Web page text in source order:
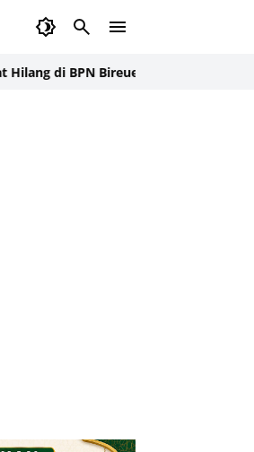
di BPN Bireuen, SAPA Dampingi Warga